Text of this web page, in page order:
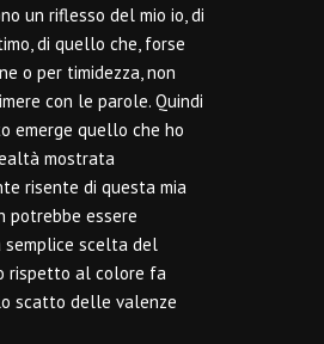
un riflesso del mio io, di
di quello che, forse
o per timidezza, non
con le parole. Quindi
emerge quello che ho
mostrata
risente di questa mia
potrebbe essere
semplice scelta del
rispetto al colore fa
scatto delle valenze